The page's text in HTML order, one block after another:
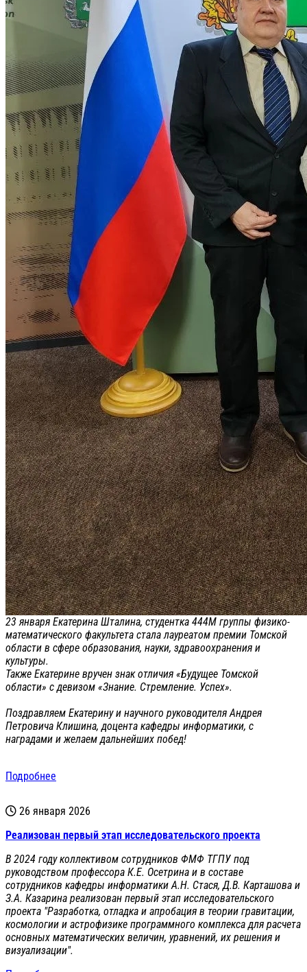
23 января Екатерина Шталина, студентка 444М группы физико-
математического факультета стала лауреатом премии Томской
области в сфере образования, науки, здравоохранения и
культуры.
Также Екатерине вручен знак отличия «Будущее Томской
области» с девизом «Знание. Стремление. Успех».
Поздравляем Екатерину и научного руководителя Андрея
Петровича Клишина, доцента кафедры информатики, с
наградами и желаем дальнейших побед!
Подробнее
26 января 2026
Реализован первый этап исследовательского проекта
В 2024 году коллективом сотрудников ФМФ ТГПУ под
руководством профессора К.Е. Осетрина и в составе
сотрудников кафедры информатики А.Н. Стася, Д.В. Карташова и
З.А. Казарина реализован первый этап исследовательского
проекта "Разработка, отладка и апробация в теории гравитации,
космологии и астрофизике программного комплекса для расчета
основных математических величин, уравнений, их решения и
визуализации".